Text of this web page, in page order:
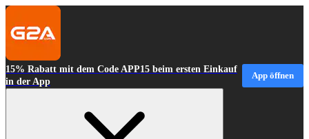
15% Rabatt mit dem Code APP15 beim ersten Einkauf
in der App
App öffnen